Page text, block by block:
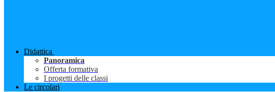
Didattica
Panoramica
Offerta formativa
I progetti delle classi
Le circolari